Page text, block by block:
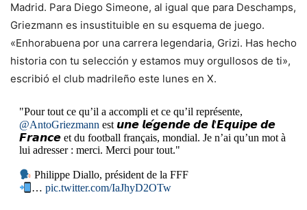
Madrid. Para Diego Simeone, al igual que para Deschamps,
Griezmann es insustituible en su esquema de juego.
«Enhorabuena por una carrera legendaria, Grizi. Has hecho
historia con tu selección y estamos muy orgullosos de ti»,
escribió el club madrileño este lunes en X.
"Pour tout ce qu’il a accompli et ce qu’il représente,
@AntoGriezmann est 𝙪𝙣𝙚 𝙡𝙚́𝙜𝙚𝙣𝙙𝙚 𝙙𝙚 𝙡'𝙀𝙦𝙪𝙞𝙥𝙚 𝙙𝙚
𝙁𝙧𝙖𝙣𝙘𝙚 et du football français, mondial. Je n’ai qu’un mot à
lui adresser : merci. Merci pour tout."
Philippe Diallo, président de la FFF
… pic.twitter.com/IaJhyD2OTw